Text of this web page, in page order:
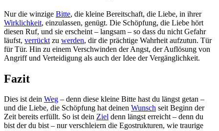
Nur die winzige Bitte, die kleine Bereitschaft, die Liebe, in ihrer
Wirklichkeit, einzulassen, genügt. Die Schöpfung, die Liebe hört
diesen Ruf, und sie erscheint – langsam – so dass du nicht Gefahr
läufst, verrückt zu werden, dir die prächtige Wahrheit aufzutun. Tür
für Tür. Hin zu einem Verschwinden der Angst, der Auflösung von
Angriff und Verteidigung als auch der Idee der Vergänglichkeit.
Fazit
Dies ist dein Weg – denn diese kleine Bitte hast du längst getan –
und die Liebe, die Schöpfung hat deinen Wunsch seit Beginn der
Zeit bereits erfüllt. So ist dein Ziel denn längst erreicht – denn du
bist der du bist – nur verschleiern die Egostrukturen, wie traurige